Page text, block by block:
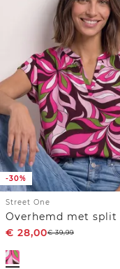
-30%
Street One
€ 28,00€39,99